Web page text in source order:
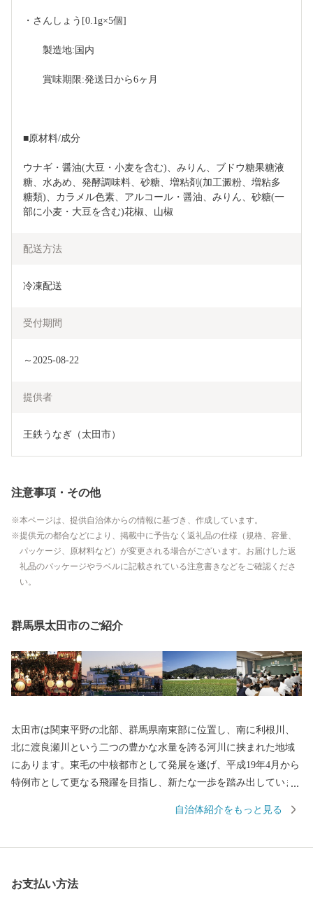
・さんしょう[0.1g×5個]
製造地:国内
賞味期限:発送日から6ヶ月
■原材料/成分
ウナギ・醤油(大豆・小麦を含む)、みりん、ブドウ糖果糖液
糖、水あめ、発酵調味料、砂糖、増粘剤(加工澱粉、増粘多
糖類)、カラメル色素、アルコール・醤油、みりん、砂糖(一
部に小麦・大豆を含む)花椒、山椒
配送方法
冷凍配送
受付期間
～2025-08-22
提供者
王鉄うなぎ（太田市）
注意事項・その他
本ページは、提供自治体からの情報に基づき、作成しています。
提供元の都合などにより、掲載中に予告なく返礼品の仕様（規格、容量、
パッケージ、原材料など）が変更される場合がございます。お届けした返
礼品のパッケージやラベルに記載されている注意書きなどをご確認くださ
い。
群馬県太田市のご紹介
太田市は関東平野の北部、群馬県南東部に位置し、南に利根川、
北に渡良瀬川という二つの豊かな水量を誇る河川に挟まれた地域
にあります。東毛の中核都市として発展を遂げ、平成19年4月から
特例市として更なる飛躍を目指し、新たな一歩を踏み出していま
自治体紹介をもっと見る
お支払い方法